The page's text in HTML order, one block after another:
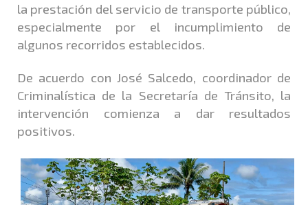
la prestación del servicio de transporte público,
especialmente por el incumplimiento de
algunos recorridos establecidos.
De acuerdo con José Salcedo, coordinador de
Criminalística de la Secretaría de Tránsito, la
intervención comienza a dar resultados
positivos.